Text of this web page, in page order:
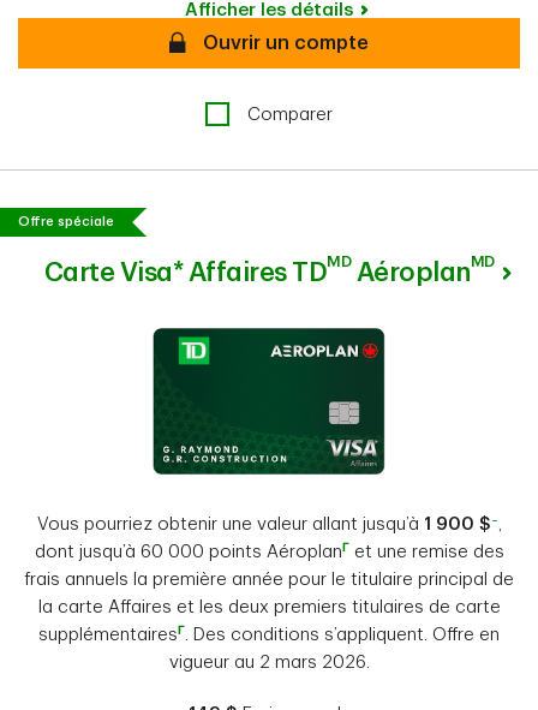
Afficher les détails
SecureOuvrir un compte
Comparer
Offre spéciale
Carte Visa* Affaires TDMDAéroplan MD
Vous pourriez obtenir une valeur allant jusqu’à 1 900 $ ~ ,
dont jusqu’à 60 000 points Aéroplan Γ et une remise des
frais annuels la première année pour le titulaire principal de
la carte Affaires et les deux premiers titulaires de carte
supplémentaires Γ. Des conditions s’appliquent. Offre en
vigueur au 2 mars 2026.